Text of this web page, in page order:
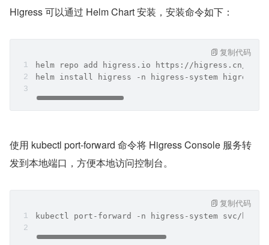
Higress 可以通过 Helm Chart 安装，安装命令如下：
helm repo add higress.io https://higress.cn/
helm install higress -n higress-system
复制代码
使用 kubectl port-forward 命令将 Higress Console 服务转
发到本地端口，方便本地访问控制台。
kubectl port-forward -n higress-system svc/
复制代码